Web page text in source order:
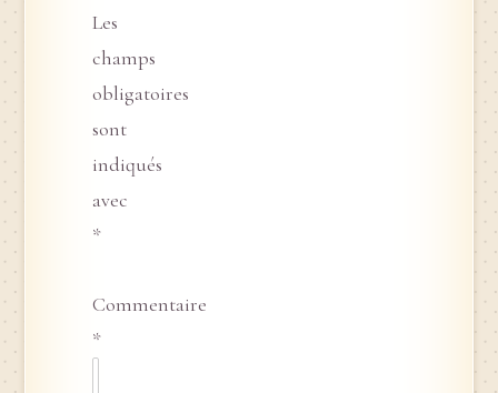
Les
champs
obligatoires
sont
indiqués
avec
*
Commentaire
*